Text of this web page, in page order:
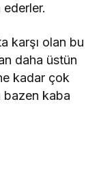
karşı olan bu
daha üstün
kadar çok
bazen kaba